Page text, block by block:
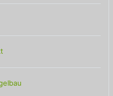
Lightbox Galerie